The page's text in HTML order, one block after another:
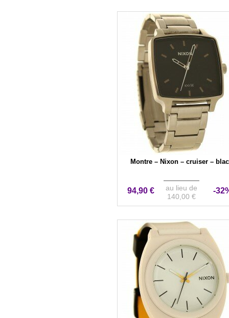
Montre – Nixon – cruiser –
94,90 €
au lieu de
140,00 €
-